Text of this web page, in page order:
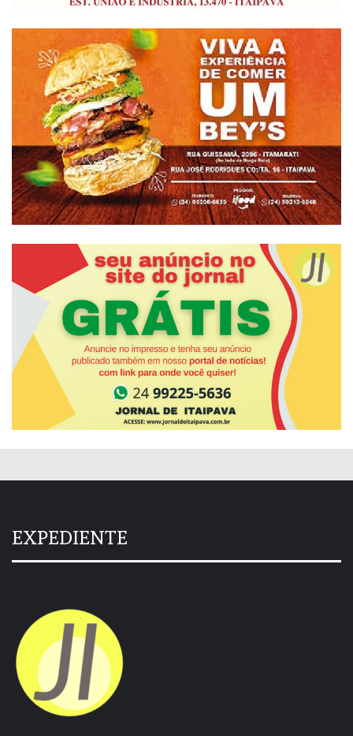
EXPEDIENTE